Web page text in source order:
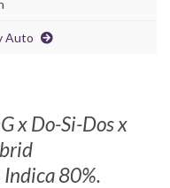
Auto
x Do-Si-Dos x
Indica 80%.